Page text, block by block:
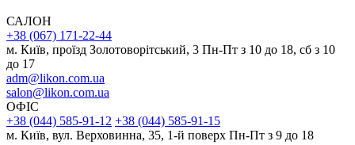
САЛОН
+38 (067) 171-22-44
м. Київ, проїзд Золотоворітський, 3 Пн-Пт з 10 до 18, сб з 10
до 17
adm@likon.com.ua
salon@likon.com.ua
ОФІС
+38 (044) 585-91-12 +38 (044) 585-91-15
м. Київ, вул. Верховинна, 35, 1-й поверх Пн-Пт з 9 до 18